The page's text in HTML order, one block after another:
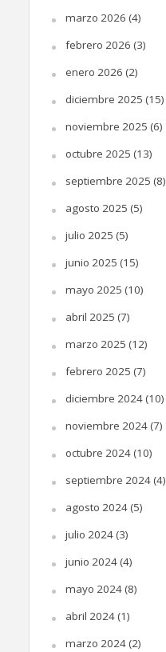
marzo 2026 (4)
febrero 2026 (3)
enero 2026 (2)
diciembre 2025 (15)
noviembre 2025 (6)
octubre 2025 (13)
septiembre 2025 (8)
agosto 2025 (5)
julio 2025 (5)
junio 2025 (15)
mayo 2025 (10)
abril 2025 (7)
marzo 2025 (12)
febrero 2025 (7)
diciembre 2024(10)
noviembre 2024(7)
octubre 2024(10)
septiembre 2024(4)
agosto 2024(5)
julio 2024(3)
junio 2024(4)
mayo 2024(8)
abril 2024(1)
marzo 2024(2)